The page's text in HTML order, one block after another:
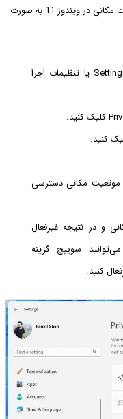
مراحل غیرفعال کردن دسترسی برنامه‌ها به موقعیت مکانی در ویندوز 11 به صورت
روی آیکون چرخدنده کلیک کنید تا اپ Settings یا تنظیمات اجرا
موقعیت مکانی دسترسی
و در نتیجه غیرفعال
سوییچ گزینه